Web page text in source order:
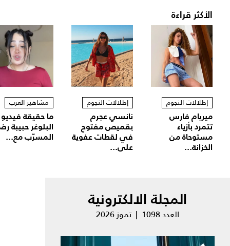
الأكثر قراءة
إطلالات النجوم
ميريام فارس
تتمرد بأزياء
مستوحاة من
الخزانة...
إطلالات النجوم
نانسي عجرم
بقميص مفتوح
في لقطات عفوية
على...
مشاهير العرب
ما حقيقة فيديو
البلوغر حبيبة
المسرّب مع...
المجلة الالكترونية
العدد 1098 | تموز 2026